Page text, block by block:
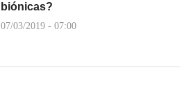
biónicas?
07/03/2019 - 07:00